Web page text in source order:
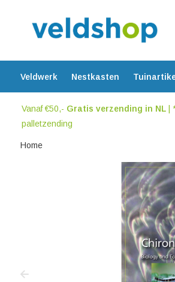
Veldwerk Nestkasten
Vanaf €50,- Gratis verzending in NL|
palletzending
Home